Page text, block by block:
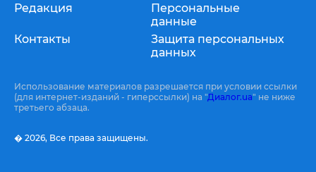
Редакция
Контакты
Персональные
данные
Защита персональных
данных
Использование материалов разрешается при условии ссылки
(для интернет-изданий - гиперссылки) на "Диалог.ua" не ниже
третьего абзаца.
� 2026, Все права защищены.